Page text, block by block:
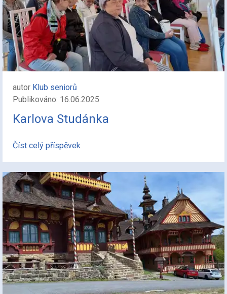
autor Klub seniorů
Publikováno: 16.06.2025
Karlova Studánka
Číst celý příspěvek